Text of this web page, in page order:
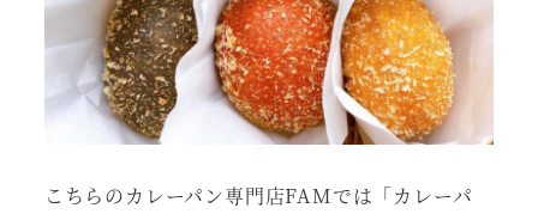
こちらのカレーパン専門店FAMでは「カレーパ